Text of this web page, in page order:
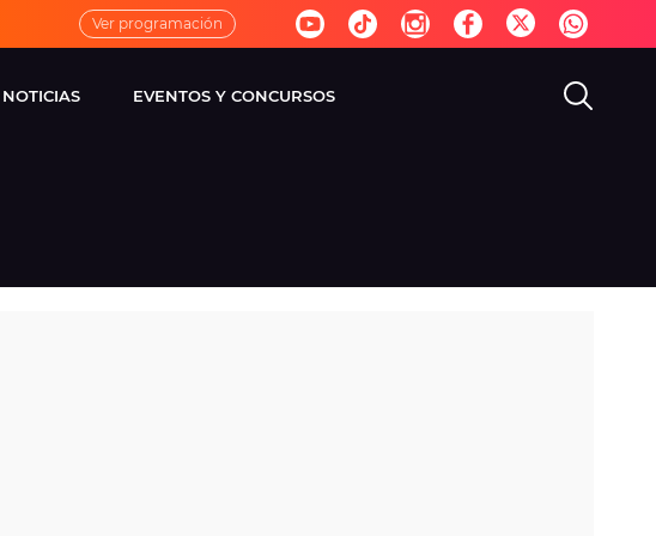
Ver programación
VIRALES
NOTICIAS EVENTOS Y CONCURSOS